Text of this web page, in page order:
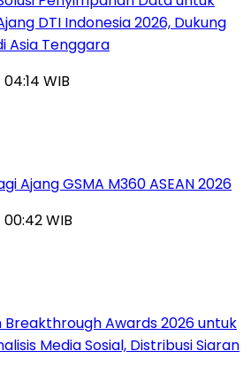
DTI Indonesia 2026, Dukung
Asia Tenggara
WIB
Ajang GSMA M360 ASEAN 2026
WIB
Breakthrough Awards 2026 untuk
Media Sosial, Distribusi Siaran